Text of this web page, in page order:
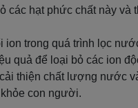
các hạt phức chất này và
ion trong quá trình lọc
quả để loại bỏ các ion
thiện chất lượng nước
con người.